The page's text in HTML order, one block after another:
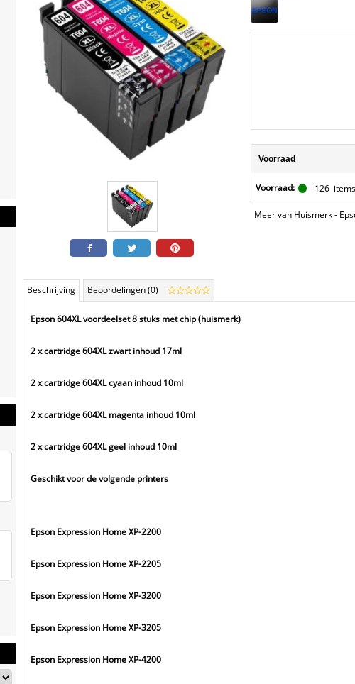
Voorraad
Voorraad: 126 items
Meer van Huismerk -
Beschrijving Beoordelingen (0)
Epson 604XL voordeelset 8 stuks met chip (huismerk)
2 x cartridge 604XL zwart inhoud 17ml
2 x cartridge 604XL cyaan inhoud 10ml
2 x cartridge 604XL magenta inhoud 10ml
2 x cartridge 604XL geel inhoud 10ml
Geschikt voor de volgende printers
Epson Expression Home XP-2200
Epson Expression Home XP-2205
Epson Expression Home XP-3200
Epson Expression Home XP-3205
Epson Expression Home XP-4200